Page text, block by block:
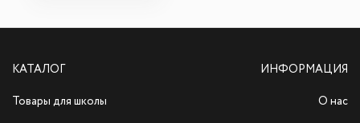
КАТАЛОГ
Товары для школы
ИНФОРМАЦИЯ
О нас